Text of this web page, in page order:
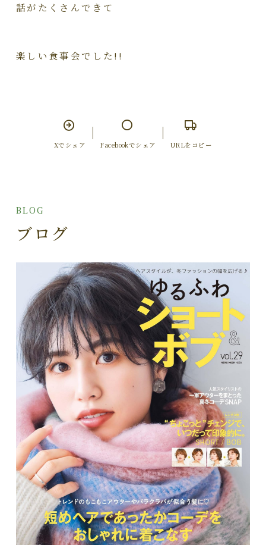
話がたくさんできて
楽しい食事会でした!!
Xでシェア Facebookでシェア URLをコピー
BLOG
ブログ